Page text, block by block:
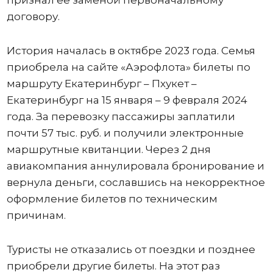
договору.
История началась в октябре 2023 года. Семья
приобрела на сайте «Аэрофлота» билеты по
маршруту Екатеринбург – Пхукет –
Екатеринбург на 15 января – 9 февраля 2024
года. За перевозку пассажиры заплатили
почти 57 тыс. руб. и получили электронные
маршрутные квитанции. Через 2 дня
авиакомпания аннулировала бронирование и
вернула деньги, сославшись на некорректное
оформление билетов по техническим
причинам.
Туристы не отказались от поездки и позднее
приобрели другие билеты. На этот раз